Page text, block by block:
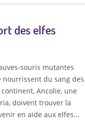
des elfes
souris mutantes
du sang des
Ancolie, une
doivent trouver la
en aide aux elfes...